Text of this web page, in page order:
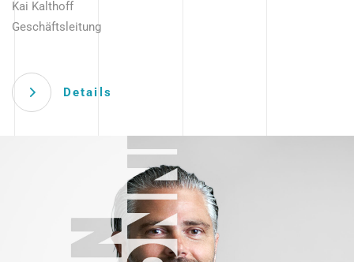
Kai Kalthoff
Geschäftsleitung
Details